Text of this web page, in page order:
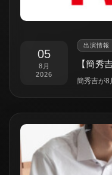
05
8月
2026
出演情報
【簡秀
簡秀吉が8